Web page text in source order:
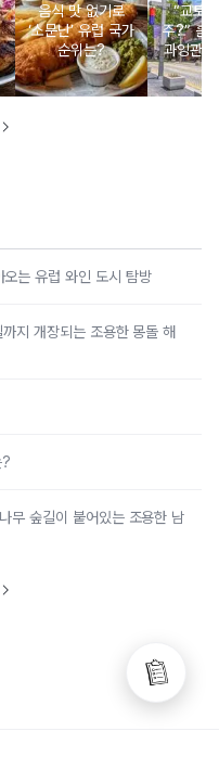
음식 맛 없기로
‘소문난’ 유럽 국가
순위는?
“교토
주?” 홀
과잉관
있는 세
행지 순
는 유럽 와인 도시 탐방
지 개장되는 조용한 몽돌 해
?
무 숲길이 붙어있는 조용한 남